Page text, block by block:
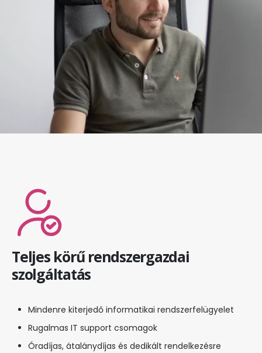
Teljes körű rendszergazdai
szolgáltatás
Mindenre kiterjedő informatikai rendszerfelügyelet
Rugalmas IT support csomagok
Óradíjas, átalánydíjas és dedikált rendelkezésre